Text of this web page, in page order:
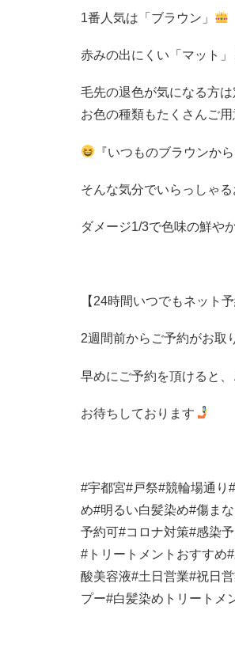
1番人気は「ブラウン」
赤みの出にくい「マット
毛先の退色が気になる方
お色の種類もたくさんご
『いつものブラウンか
そんな気分でいらっしゃ
ダメージ1/3で色味の鮮や
【24時間いつでもネット
2週間前からご予約がお取
早めにご予約を頂けると
お待ちしております
#宇都宮#戸祭#競輪場通り #
め#明るい白髪染め#傷ま
予約可#コロナ対策#感染
# トリートメントおすすめ#
酸美容液#土日営業#祝日
プー#白髪染めトリートメ